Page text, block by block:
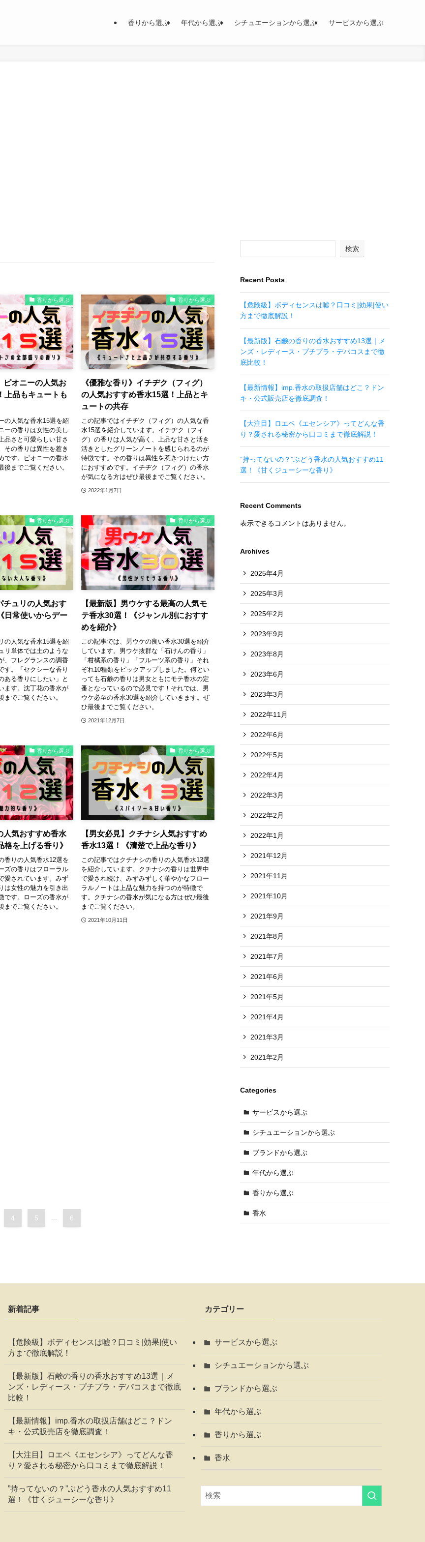
香りから選ぶ 年代から選ぶ シチュエーションから選ぶ サービスから選ぶ
香りから選ぶ
ピオニーの人気お
上品もキュートも
の人気な香水15選を紹
ーの香りは女性の美し
品さと可愛らしい甘さ
その香りは異性を惹き
です。ピオニーの香水
までご覧ください。
香りから選ぶ
《優雅な香り》イチヂク（フィグ）
の人気おすすめ香水15選！上品とキ
ュートの共存
この記事ではイチヂク（フィグ）の人気な香
水15選を紹介しています。イチヂク（フィ
グ）の香りは人気が高く、上品な甘さと活き
活きとしたグリーンノートを感じられるのが
特徴です。その香りは異性を惹きつけたい方
におすすめです。イチヂク（フィグ）の香水
が気になる方はぜひ最後までご覧ください。
2022年1月7日
香りから選ぶ
チュリの人気おす
日常使いからデー
の人気な香水15選を紹
リ単体では土のような
、フレグランスの調香
す。「セクシーな香り
ある香りにしたい」と
ます。沈丁花の香水が
までご覧ください。
香りから選ぶ
【最新版】男ウケする最高の人気モ
テ香水30選！《ジャンル別におすす
めを紹介》
この記事では、男ウケの良い香水30選を紹介
しています。男ウケ抜群な「石けんの香り」
「柑橘系の香り」「フルーツ系の香り」それ
ぞれ10種類をピックアップしました。何とい
っても石鹸の香りは男女ともにモテ香水の定
番となっているので必見です！それでは、男
ウケ必至の香水30選を紹介していきます。ぜ
ひ最後までご覧ください。
2021年12月7日
香りから選ぶ
人気おすすめ香水
を上げる香り》
香りの人気香水12選を
ズの香りはフローラル
愛されています。みず
は女性の魅力を引き出
です。ローズの香水が
までご覧ください。
香りから選ぶ
【男女必見】クチナシ人気おすすめ
香水13選！《清楚で上品な香り》
この記事ではクチナシの香りの人気香水13選
を紹介しています。クチナシの香りは世界中
で愛され続け、みずみずしく華やかなフロー
ラルノートは上品な魅力を持つのが特徴で
す。クチナシの香水が気になる方はぜひ最後
までご覧ください。
2021年10月11日
4 5 6
検索
Recent Posts
【危険級】ボディセンスは嘘？口コミ|効果|使い
方まで徹底解説！
【最新版】石鹸の香りの香水おすすめ13選｜メ
ンズ・レディース・プチプラ・デパコスまで徹
底比較！
【最新情報】imp.香水の取扱店舗はどこ？ドン
キ・公式販売店を徹底調査！
【大注目】ロエベ《エセンシア》ってどんな香
り？愛される秘密から口コミまで徹底解説！
”持ってないの？”ぶどう香水の人気おすすめ11
選！《甘くジューシーな香り》
Recent Comments
表示できるコメントはありません。
Archives
2025年4月
2025年3月
2025年2月
2023年9月
2023年8月
2023年6月
2023年3月
2022年11月
2022年6月
2022年5月
2022年4月
2022年3月
2022年2月
2022年1月
2021年12月
2021年11月
2021年10月
2021年9月
2021年8月
2021年7月
2021年6月
2021年5月
2021年4月
2021年3月
2021年2月
Categories
サービスから選ぶ
シチュエーションから選ぶ
ブランドから選ぶ
年代から選ぶ
香りから選ぶ
香水
新着記事
【危険級】ボディセンスは嘘？口コミ|効果|使い
方まで徹底解説！
【最新版】石鹸の香りの香水おすすめ13選｜メ
ンズ・レディース・プチプラ・デパコスまで徹底
比較！
【最新情報】imp.香水の取扱店舗はどこ？ドン
キ・公式販売店を徹底調査！
【大注目】ロエベ《エセンシア》ってどんな香
り？愛される秘密から口コミまで徹底解説！
”持ってないの？”ぶどう香水の人気おすすめ11
選！《甘くジューシーな香り》
カテゴリー
サービスから選ぶ
シチュエーションから選ぶ
ブランドから選ぶ
年代から選ぶ
香りから選ぶ
香水